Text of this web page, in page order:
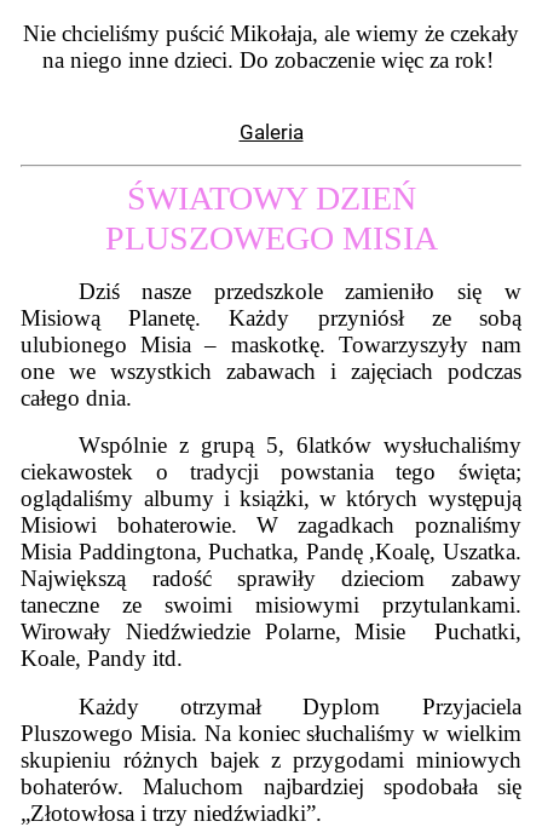
Nie chcieliśmy puścić Mikołaja, ale wiemy że czekały
na niego inne dzieci. Do zobaczenie więc za rok!
Galeria
ŚWIATOWY DZIEŃ
PLUSZOWEGO MISIA
Dziś nasze przedszkole zamieniło się w
Misiową Planetę. Każdy przyniósł ze sobą
ulubionego Misia – maskotkę. Towarzyszyły nam
one we wszystkich zabawach i zajęciach podczas
całego dnia.
Wspólnie z grupą 5, 6latków wysłuchaliśmy
ciekawostek o tradycji powstania tego święta;
oglądaliśmy albumy i książki, w których występują
Misiowi bohaterowie. W zagadkach poznaliśmy
Misia Paddingtona, Puchatka, Pandę ,Koalę, Uszatka.
Największą radość sprawiły dzieciom zabawy
taneczne ze swoimi misiowymi przytulankami.
Wirowały Niedźwiedzie Polarne, Misie Puchatki,
Koale, Pandy itd.
Każdy otrzymał Dyplom Przyjaciela
Pluszowego Misia. Na koniec słuchaliśmy w wielkim
skupieniu różnych bajek z przygodami miniowych
bohaterów. Maluchom najbardziej spodobała się
„Złotowłosa i trzy niedźwiadki”.